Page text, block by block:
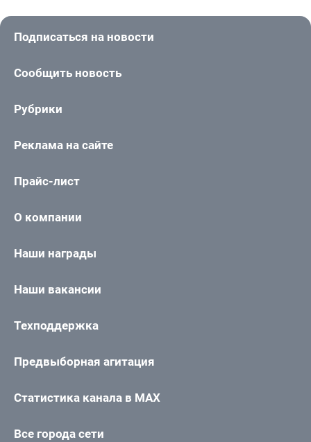
Подписаться на новости
Сообщить новость
Рубрики
Реклама на сайте
Прайс-лист
О компании
Наши награды
Наши вакансии
Техподдержка
Предвыборная агитация
Статистика канала в MAX
Все города сети